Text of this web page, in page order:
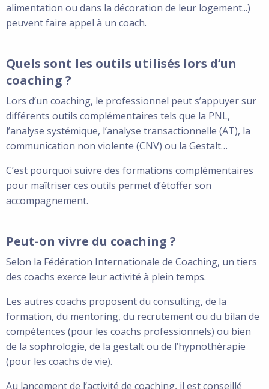
alimentation ou dans la décoration de leur logement...)
peuvent faire appel à un coach.
Quels sont les outils utilisés lors d’un
coaching ?
Lors d’un coaching, le professionnel peut s’appuyer sur
différents outils complémentaires tels que la PNL,
l’analyse systémique, l’analyse transactionnelle (AT), la
communication non violente (CNV) ou la Gestalt…
C’est pourquoi suivre des formations complémentaires
pour maîtriser ces outils permet d’étoffer son
accompagnement.
Peut-on vivre du coaching ?
Selon la Fédération Internationale de Coaching, un tiers
des coachs exerce leur activité à plein temps.
Les autres coachs proposent du consulting, de la
formation, du mentoring, du recrutement ou du bilan de
compétences (pour les coachs professionnels) ou bien
de la sophrologie, de la gestalt ou de l’hypnothérapie
(pour les coachs de vie).
Au lancement de l’activité de coaching, il est conseillé